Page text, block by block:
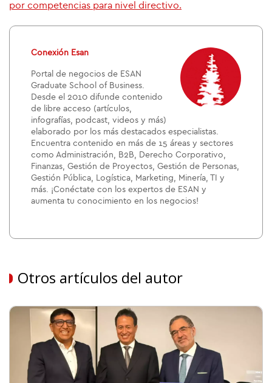
por competencias para nivel directivo.
Conexión Esan
Portal de negocios de ESAN
Graduate School of Business.
Desde el 2010 difunde contenido
de libre acceso (artículos,
infografías, podcast, videos y más)
elaborado por los más destacados especialistas.
Encuentra contenido en más de 15 áreas y sectores
como Administración, B2B, Derecho Corporativo,
Finanzas, Gestión de Proyectos, Gestión de Personas,
Gestión Pública, Logística, Marketing, Minería, TI y
más. ¡Conéctate con los expertos de ESAN y
aumenta tu conocimiento en los negocios!
Otros artículos del autor